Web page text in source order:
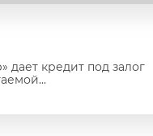
дает кредит под залог